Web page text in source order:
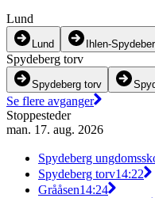
Lund
Lund Ihlen-
Spydeberg torv
Spydeberg torv
Se flere avganger
Stoppesteder
man. 17. aug. 2026
Spydeberg
Spydeberg torv14:22
Grååsen14:24